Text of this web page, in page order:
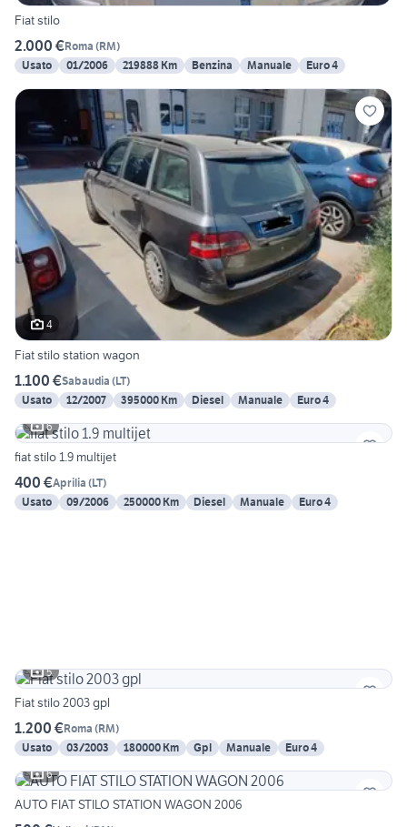
Fiat stilo
2.000 €Roma (RM)
Usato
01/2006 219888 Km Benzina Manuale Euro 4
4
Fiat stilo station wagon
1.100 €Sabaudia (LT)
Usato
12/2007 395000 Km Diesel Manuale
Euro 4
6
fiat stilo 1.9 multijet
400 €Aprilia (LT)
Usato
09/2006 250000 Km Diesel Manuale Euro 4
5
Fiat stilo 2003 gpl
1.200 €Roma (RM)
Usato
03/2003 180000 Km Gpl Manuale
Euro 4
6
AUTO FIAT STILO STATION WAGON 2006